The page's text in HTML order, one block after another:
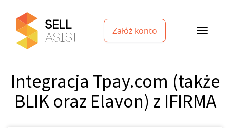
Załóż konto
Integracja Tpay.com (także
BLIK oraz Elavon) z IFIRMA